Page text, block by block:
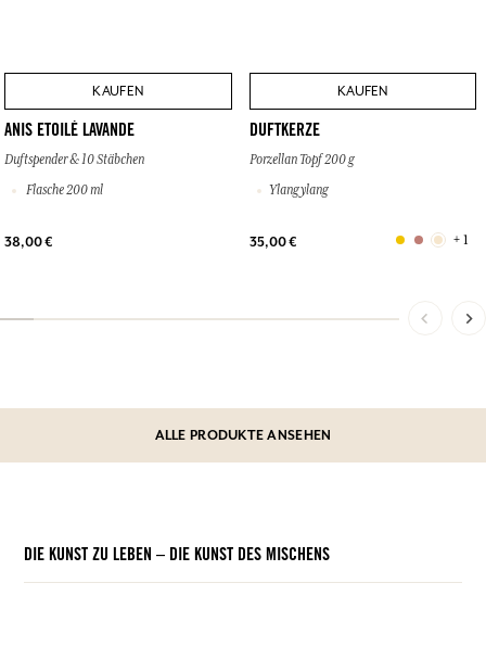
KAUFEN
ANIS ETOILÉ LAVANDE
Duftspender & 10 Stäbchen
Flasche 200 ml
38,00 €
KAUFEN
DUFTKERZE
Porzellan Topf 200 g
Ylang ylang
35,00 € + 1
ALLE PRODUKTE ANSEHEN
DIE KUNST ZU LEBEN – DIE KUNST DES MISCHENS